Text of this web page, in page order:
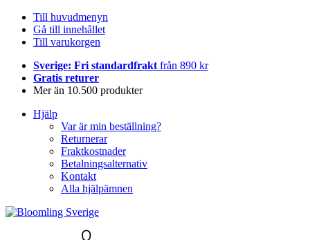
Till huvudmenyn
Gå till innehållet
Till varukorgen
Sverige: Fri standardfrakt från 890 kr
Gratis returer
Mer än 10.500 produkter
Hjälp
Var är min beställning?
Returnerar
Fraktkostnader
Betalningsalternativ
Kontakt
Alla hjälpämnen